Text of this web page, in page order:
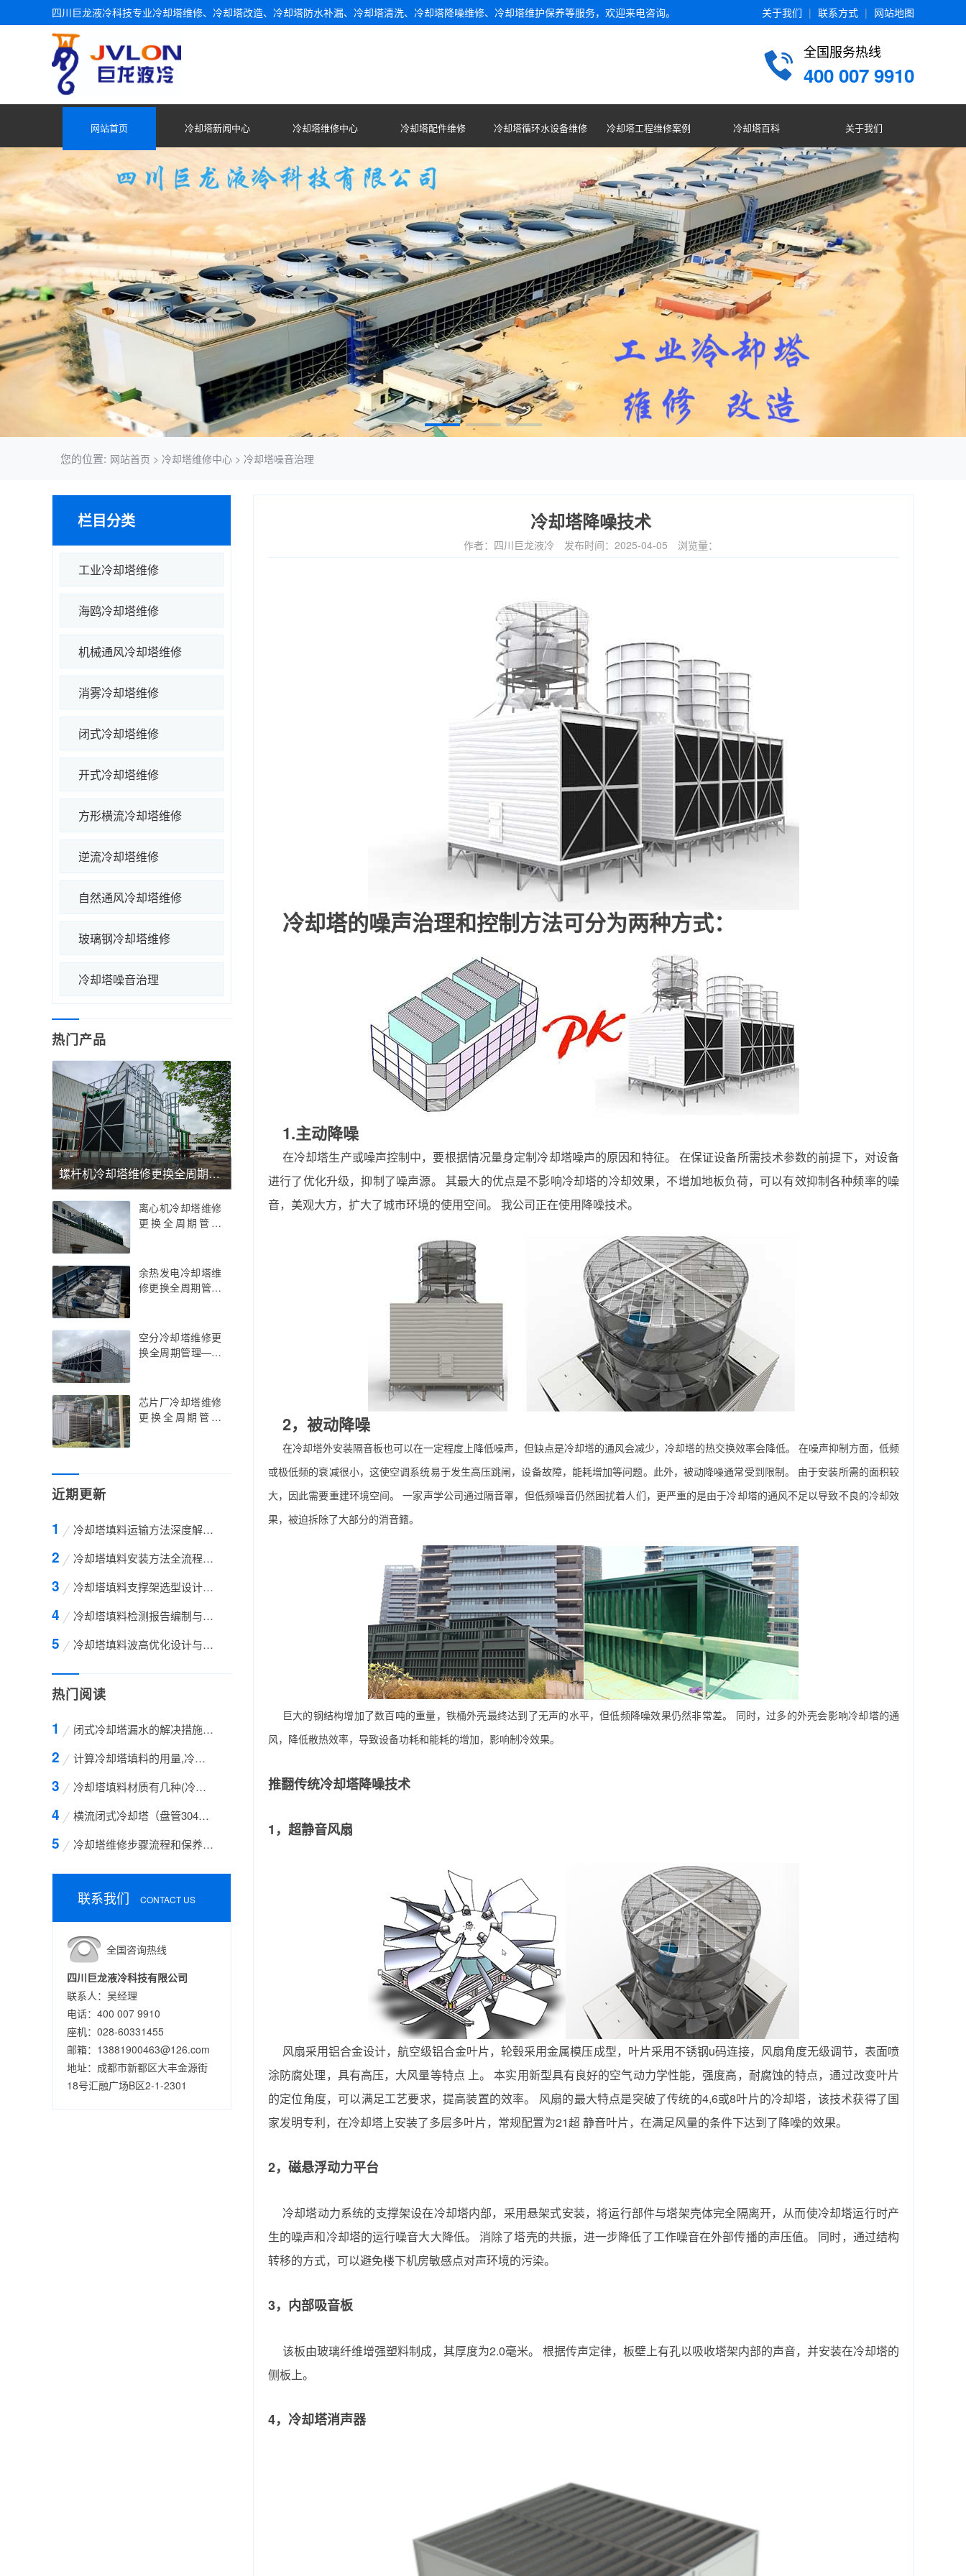
关于我们 | 联系方式 | 网站地图
四川巨龙液冷科技专业冷却塔维修、冷却塔改造、冷却塔防水补漏、冷却塔清洗、冷却塔降噪维修、冷却塔维护保养等服务，欢迎来电咨询。
全国服务热线
400 007 9910
网站首页 冷却塔新闻中心 冷却塔维修中心 冷却塔配件维修 冷却塔循环水设备维修 冷却塔工程维修案例 冷却塔百科 关于我们
您的位置: 网站首页 > 冷却塔维修中心 > 冷却塔噪音治理
栏目分类
工业冷却塔维修
海鸥冷却塔维修
机械通风冷却塔维修
消雾冷却塔维修
闭式冷却塔维修
开式冷却塔维修
方形横流冷却塔维修
逆流冷却塔维修
自然通风冷却塔维修
玻璃钢冷却塔维修
冷却塔噪音治理
热门产品
螺杆机冷却塔维修更换全周期管理——螺杆机冷却塔维修更换的精密温控与抗振优化实践指南，螺杆机冷却塔维修更换的行业痛点解析与智能运维策略
离心机冷却塔维修
更换全周期管理
新与精密部件适配
指南，离心机冷却
余热发电冷却塔维
修更换全周期管理
创新与节能策略实
践指南，余热发电
空分冷却塔维修更
换全周期管理——
能升级实践指南，
空分冷却塔维修更
芯片厂冷却塔维修
更换全周期管理
配指南，芯片厂冷
策略
近期更新
冷却塔填料运输方法深度解析——从包装设计到
冷却塔填料安装方法全流程技术解析——从基础
冷却塔填料支撑架选型设计与工程应用全解析—
冷却塔填料检测报告编制与解读全攻略——从标
冷却塔填料波高优化设计与工程应用全解析——
热门阅读
闭式冷却塔漏水的解决措施方案
计算冷却塔填料的用量,冷却塔填料的计算方法
冷却塔填料材质有几种(冷却塔填料哪种材质好)
横流闭式冷却塔（盘管304不锈钢）
冷却塔维修步骤流程和保养的方法有哪些
联系我们 CONTACT US
全国咨询热线
四川巨龙液冷科技有限公司
联系人：吴经理
电话：400 007 9910
座机：028-60331455
邮箱：13881900463@126.com
地址：成都市新都区大丰金源街
18号汇融广场B区2-1-2301
冷却塔降噪技术
作者：四川巨龙液冷 发布时间：2025-04-05 浏览量：
冷却塔的噪声治理和控制方法可分为两种方式：
1.主动降噪
在冷却塔生产或噪声控制中，要根据情况量身定制冷却塔噪声的原因和特征。 在保证设备所需技术参数的前提下，对设备
进行了优化升级，抑制了噪声源。 其最大的优点是不影响冷却塔的冷却效果，不增加地板负荷，可以有效抑制各种频率的噪
音，美观大方，扩大了城市环境的使用空间。 我公司正在使用降噪技术。
2，被动降噪
在冷却塔外安装隔音板也可以在一定程度上降低噪声，但缺点是冷却塔的通风会减少，冷却塔的热交换效率会降低。 在噪声抑制方面，低频
或极低频的衰减很小，这使空调系统易于发生高压跳闸，设备故障，能耗增加等问题。此外，被动降噪通常受到限制。 由于安装所需的面积较
大，因此需要重建环境空间。 一家声学公司通过隔音罩，但低频噪音仍然困扰着人们，更严重的是由于冷却塔的通风不足以导致不良的冷却效
果，被迫拆除了大部分的消音鳍。
巨大的钢结构增加了数百吨的重量，铁桶外壳最终达到了无声的水平，但低频降噪效果仍然非常差。 同时，过多的外壳会影响冷却塔的通
风，降低散热效率，导致设备功耗和能耗的增加，影响制冷效果。
推翻传统冷却塔降噪技术
1，超静音风扇
风扇采用铝合金设计，航空级铝合金叶片，轮毂采用金属模压成型，叶片采用不锈钢u码连接，风扇角度无级调节，表面喷
涂防腐处理，具有高压，大风量等特点 上。 本实用新型具有良好的空气动力学性能，强度高，耐腐蚀的特点，通过改变叶片
的定位角度，可以满足工艺要求，提高装置的效率。 风扇的最大特点是突破了传统的4,6或8叶片的冷却塔，该技术获得了国
家发明专利，在冷却塔上安装了多层多叶片，常规配置为21超 静音叶片，在满足风量的条件下达到了降噪的效果。
2，磁悬浮动力平台
冷却塔动力系统的支撑架设在冷却塔内部，采用悬架式安装，将运行部件与塔架壳体完全隔离开，从而使冷却塔运行时产
生的噪声和冷却塔的运行噪音大大降低。 消除了塔壳的共振，进一步降低了工作噪音在外部传播的声压值。 同时，通过结构
转移的方式，可以避免楼下机房敏感点对声环境的污染。
3，内部吸音板
该板由玻璃纤维增强塑料制成，其厚度为2.0毫米。 根据传声定律，板壁上有孔以吸收塔架内部的声音，并安装在冷却塔的
侧板上。
4，冷却塔消声器